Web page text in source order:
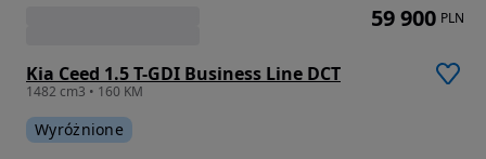
Kia Ceed 1.5 T-GDI Business Line DCT
1482 cm3 • 160 KM
Wyróżnione
59 900 PLN